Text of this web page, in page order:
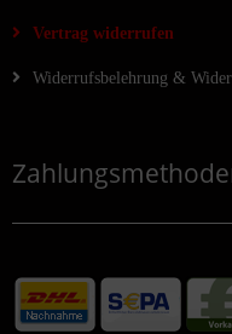
Vertrag widerrufen
Widerrufsbelehrung &